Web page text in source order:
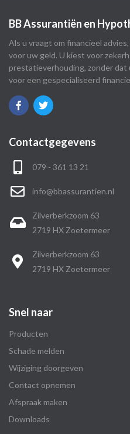
BB Assurantiën en
Als u vraagt om financieel
voor uw geld. U kiest voor
prestatieverhouding, zonder dat
voor een gespecialiseerd
Contactgegevens
079 - 361 13 21
info@bbassurantien.nl
Zilverberkzoom 63
2719 HX Zoetermeer
Zilverberkzoom 63
2719 HX Zoetermeer
Snel naar
Producten
Schade melden
Wijziging doorgeven
Contact opnemen
Afspraak maken
Downloads